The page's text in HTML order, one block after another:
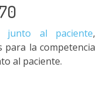
junto al paciente,
para la competencia
al paciente.